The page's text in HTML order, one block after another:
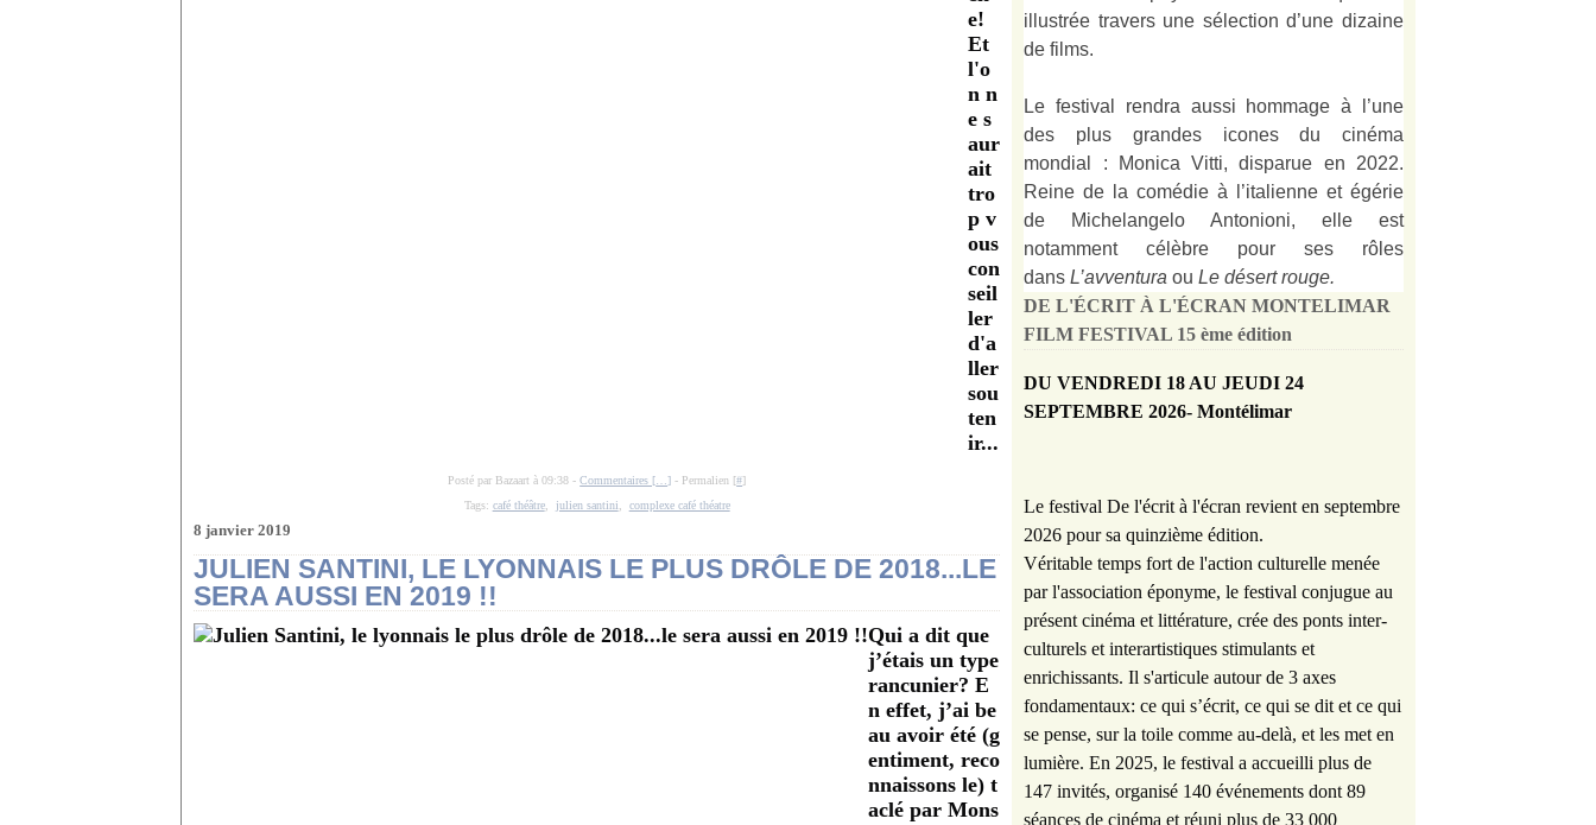
e!
Et
l'o
n n
e s
aur
ait
tro
p v
ous
con
seil
ler
d'a
ller
sou
ten
ir...
Posté par Bazaart à 09:38 -Commentaires [ …] - Permalien [#]
Tags: café théâtre, julien santini complexe café théatre
8 janvier 2019
JULIEN SANTINI, LE LYONNAIS LE PLUS DRÔLE DE 2018...LE
SERA AUSSI EN 2019 !!
Qui a dit que
j’étais un type
rancunier? E
n effet, j’ai be
au avoir été (g
entiment, reco
nnaissons le) t
aclé par Mons
illustrée travers une sélection d’une dizaine
de films.
Le festival rendra aussi hommage à l’une
des plus grandes icones du cinéma
mondial : Monica Vitti, disparue en 2022.
Reine de la comédie à l’italienne et égérie
de Michelangelo Antonioni, elle est
notamment célèbre pour ses rôles
dans L’avventura ou Le désert rouge.
DE L'ÉCRIT À L'ÉCRAN MONTELIMAR
FILM FESTIVAL 15 ème édition
DU VENDREDI 18 AU JEUDI 24
SEPTEMBRE 2026- Montélimar
Le festival De l'écrit à l'écran revient en septembre
2026 pour sa quinzième édition.
Véritable temps fort de l'action culturelle menée
par l'association éponyme, le festival conjugue au
présent cinéma et littérature, crée des ponts inter-
culturels et interartistiques stimulants et
enrichissants. Il s'articule autour de 3 axes
fondamentaux: ce qui s’écrit, ce qui se dit et ce qui
se pense, sur la toile comme au-delà, et les met en
lumière. En 2025, le festival a accueilli plus de
147 invités, organisé 140 événements dont 89
séances de cinéma et réuni plus de 33 000